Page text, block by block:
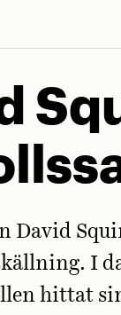
David
I
hittat